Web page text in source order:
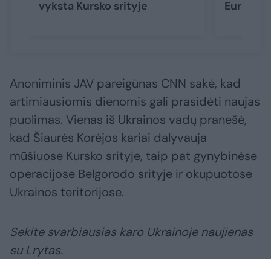
vyksta Kursko srityje
Europą
Anoniminis JAV pareigūnas CNN sakė, kad
artimiausiomis dienomis gali prasidėti naujas
puolimas. Vienas iš Ukrainos vadų pranešė,
kad Šiaurės Korėjos kariai dalyvauja
mūšiuose Kursko srityje, taip pat gynybinėse
operacijose Belgorodo srityje ir okupuotose
Ukrainos teritorijose.
Sekite svarbiausias karo Ukrainoje naujienas
su Lrytas.